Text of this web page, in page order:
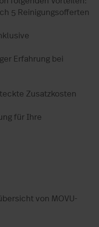
5 Reinigungsofferten
Erfahrung bei
Zusatzkosten
für Ihre
von MOVU-